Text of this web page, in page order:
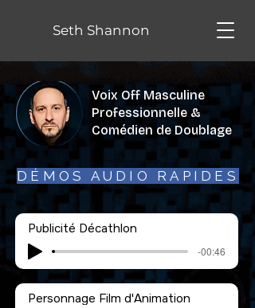
Seth Shannon
Voix Off Masculine
Professionnelle &
Comédien de Doublage
DÉMOS AUDIO RAPIDES
Publicité Décathlon
-00:46
Personnage Film d'Animation